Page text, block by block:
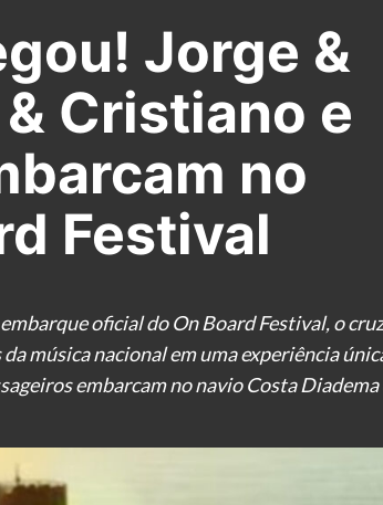
Jorge &
Cristiano e
no
Festival
oficial do On Board Festival, o
música nacional em uma experiência
embarcam no navio Costa Diadema